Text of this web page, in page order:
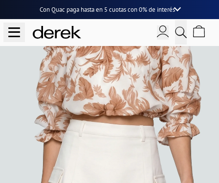
Con Quac paga hasta en 5 cuotascon0% de interés